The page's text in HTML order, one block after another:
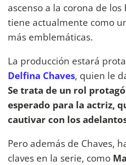
ascenso a la corona de los
tiene actualmente como
más emblemáticas.
La producción estará
Delfina Chaves, quien le
Se trata de un rol
esperado para la actriz,
cautivar con los
Pero además de Chaves,
claves en la serie, como